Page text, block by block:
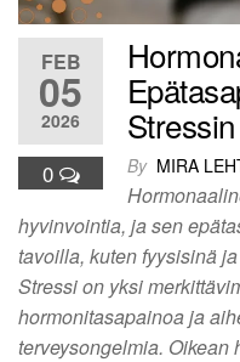
FEB
05
2026
0 By MIRA
hyvinvointia, ja sen
tavoilla, kuten fyysisinä
Stressi on yksi
hormonitasapainoa ja
terveysongelmia.